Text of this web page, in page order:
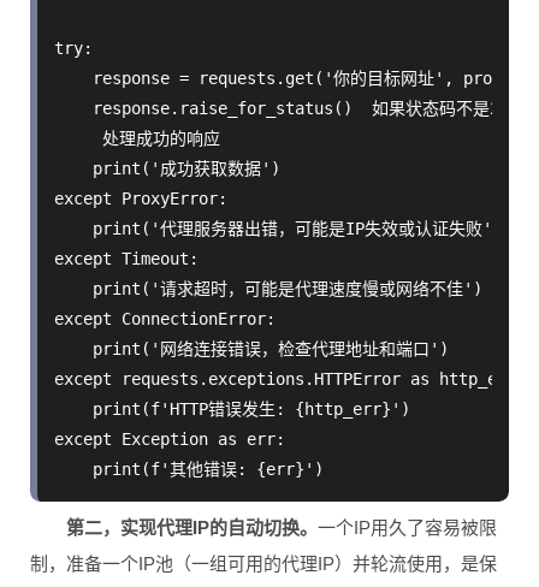
try:
response = requests.get('你的目标网址',
response.raise_for_status()  如果状态码不是200，
     处理成功的响应
    print('成功获取数据')
except ProxyError:
    print('代理服务器出错，可能是IP失效或认证失败')
except Timeout:
    print('请求超时，可能是代理速度慢或网络不佳')
except ConnectionError:
    print('网络连接错误，检查代理地址和端口')
except requests.exceptions.HTTPError as http_err:
    print(f'HTTP错误发生: {http_err}')
except Exception as err:
第二，实现代理IP的自动切换。 一个IP用久了容易被限
制，准备一个IP池（一组可用的代理IP）并轮流使用，是保